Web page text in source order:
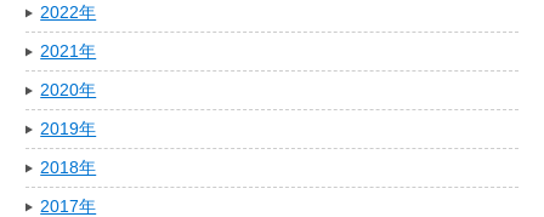
2022年
2021年
2020年
2019年
2018年
2017年